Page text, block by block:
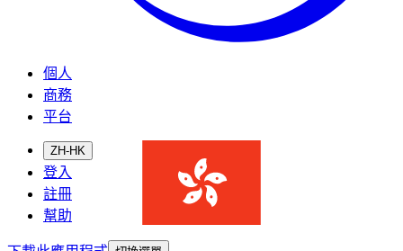
個人
商務
平台
ZH-HK
登入
註冊
幫助